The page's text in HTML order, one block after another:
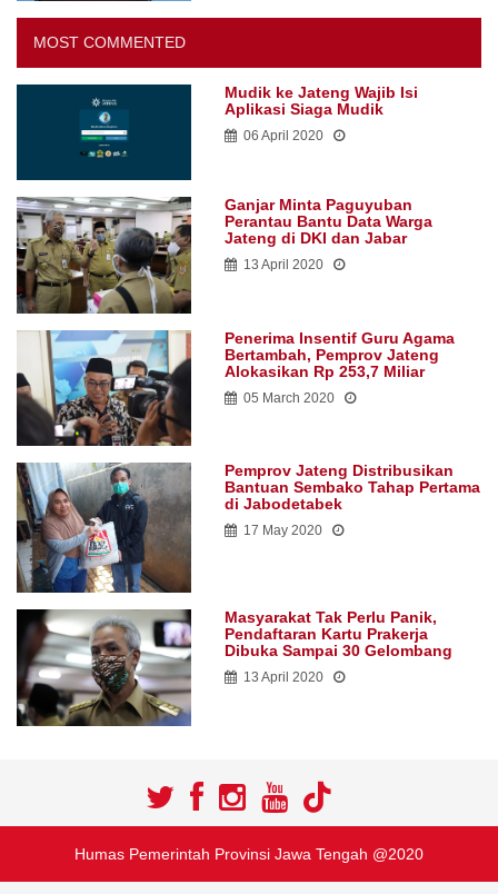
MOST COMMENTED
Mudik ke Jateng Wajib Isi
Aplikasi Siaga Mudik
06 April 2020
Ganjar Minta Paguyuban
Perantau Bantu Data Warga
Jateng di DKI dan Jabar
13 April 2020
Penerima Insentif Guru Agama
Bertambah, Pemprov Jateng
Alokasikan Rp 253,7 Miliar
05 March 2020
Pemprov Jateng Distribusikan
Bantuan Sembako Tahap Pertama
di Jabodetabek
17 May 2020
Masyarakat Tak Perlu Panik,
Pendaftaran Kartu Prakerja
Dibuka Sampai 30 Gelombang
13 April 2020
Humas Pemerintah Provinsi Jawa Tengah @2020